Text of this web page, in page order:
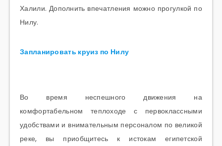
Халили. Дополнить впечатления можно прогулкой по
Нилу.
Запланировать круиз по Нилу
Во время неспешного движения на
комфортабельном теплоходе с первоклассными
удобствами и внимательным персоналом по великой
реке, вы приобщитесь к истокам египетской